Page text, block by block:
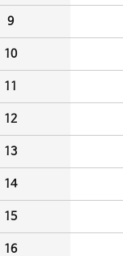
9
10
11
12
13
14
15
16